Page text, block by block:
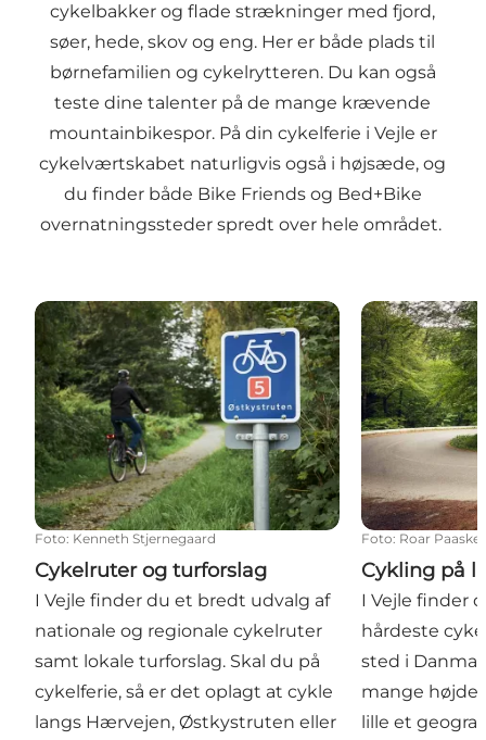
cykelbakker og flade strækninger med fjord,
søer, hede, skov og eng. Her er både plads til
børnefamilien og cykelrytteren. Du kan også
teste dine talenter på de mange krævende
mountainbikespor. På din cykelferie i Vejle er
cykelværtskabet naturligvis også i højsæde, og
du finder både Bike Friends og Bed+Bike
overnatningssteder spredt over hele området.
Cykelruter og turforslag
Foto: Kenneth Stjernegaard
Cykelruter og turforslag
I Vejle finder du et bredt udvalg af
nationale og regionale cykelruter
samt lokale turforslag. Skal du på
cykelferie, så er det oplagt at cykle
langs Hærvejen, Østkystruten eller
Cykling på
Foto: Roar
Cykling på
I Vejle finder
hårdeste
sted i
mange
lille et